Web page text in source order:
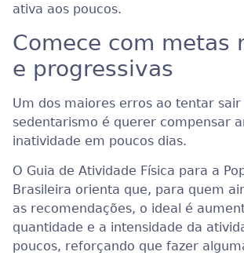
ativa aos poucos.
Comece com metas
e progressivas
Um dos maiores erros ao tentar sair
sedentarismo é querer compensar
inatividade em poucos dias.
O Guia de Atividade Física para a
Brasileira orienta que, para quem
as recomendações, o ideal é
quantidade e a intensidade da
poucos, reforçando que fazer